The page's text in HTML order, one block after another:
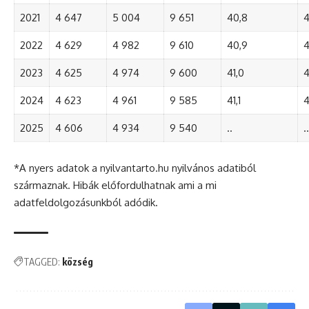
2021 4 647 5 004 9 651 40,8
2022 4 629 4 982 9 610 40,9
2023 4 625 4 974 9 600 41,0
2024 4 623 4 961 9 585 41,1
2025 4 606 4 934 9 540 .. ..
*A nyers adatok a nyilvantarto.hu nyilvános adatiból
származnak. Hibák előfordulhatnak ami a mi
adatfeldolgozásunkból adódik.
TAGGED: község